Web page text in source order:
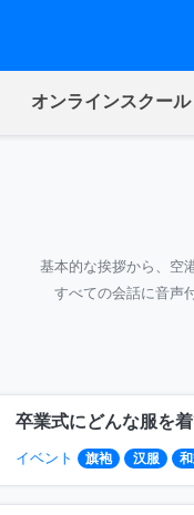
オンラインスクール
基本的な挨拶から、空
すべての会話に音声
卒業式にどんな服を
イベント 旗袍 汉服